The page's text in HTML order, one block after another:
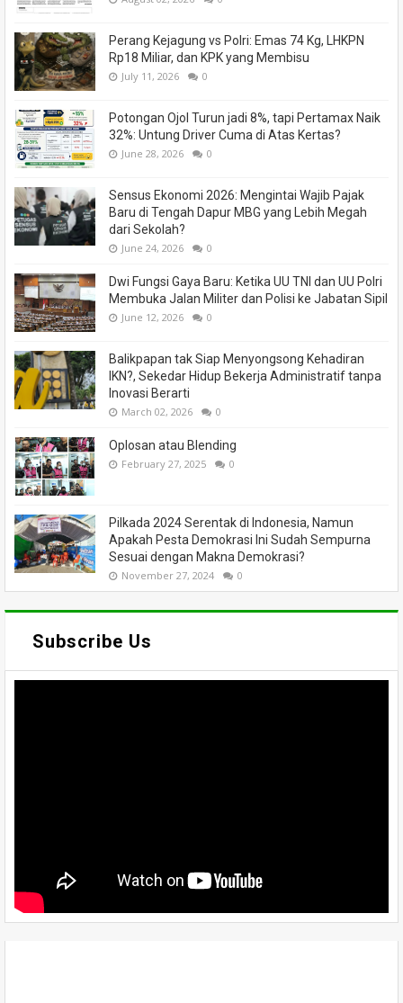
Perang Kejagung vs Polri: Emas 74 Kg, LHKPN
Rp18 Miliar, dan KPK yang Membisu
July 11, 2026 0
Potongan Ojol Turun jadi 8%, tapi Pertamax Naik
32%: Untung Driver Cuma di Atas Kertas?
June 28, 2026 0
Sensus Ekonomi 2026: Mengintai Wajib Pajak
Baru di Tengah Dapur MBG yang Lebih Megah
dari Sekolah?
June 24, 2026 0
Dwi Fungsi Gaya Baru: Ketika UU TNI dan UU Polri
Membuka Jalan Militer dan Polisi ke Jabatan Sipil
June 12, 2026 0
Balikpapan tak Siap Menyongsong Kehadiran
IKN?, Sekedar Hidup Bekerja Administratif tanpa
Inovasi Berarti
March 02, 2026 0
Oplosan atau Blending
February 27, 2025 0
Pilkada 2024 Serentak di Indonesia, Namun
Apakah Pesta Demokrasi Ini Sudah Sempurna
Sesuai dengan Makna Demokrasi?
November 27, 2024 0
Subscribe Us